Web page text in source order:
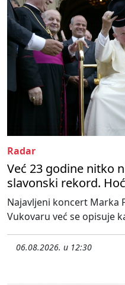
Radar
Već 23 godine nitko
slavonski rekord.
Najavljeni koncert Marka
Vukovaru već se opisuje
06.08.2026. u 12:30